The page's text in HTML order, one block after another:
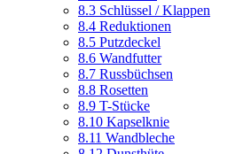
8.3 Schlüssel / Klappen
8.4 Reduktionen
8.5 Putzdeckel
8.6 Wandfutter
8.7 Russbüchsen
8.8 Rosetten
8.9 T-Stücke
8.10 Kapselknie
8.11 Wandbleche